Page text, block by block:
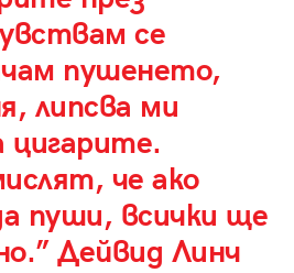
се
пушенето,
липсва ми
цигарите.
че ако
пуши, всички ще
Дейвид Линч